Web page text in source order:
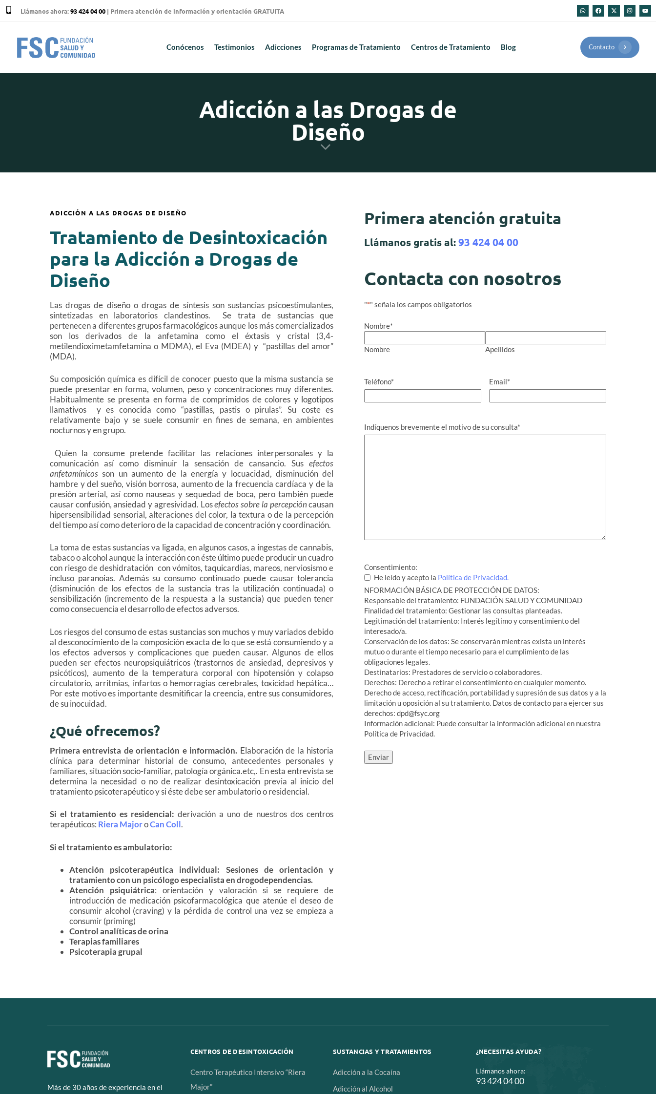
Llámanos ahora:93 424 04 00 | Primera atención de información y orientación GRATUITA
Conócenos Testimonios Adicciones Programas de Tratamiento Centros de Tratamiento Blog Contacto
Adicción a las Drogas de
Diseño
ADICCIÓN A LAS DROGAS DE DISEÑO
Tratamiento de Desintoxicación
para la Adicción a Drogas de
Diseño
Las drogas de diseño o drogas de síntesis son sustancias psicoestimulantes,
sintetizadas en laboratorios clandestinos. Se trata de sustancias que
pertenecen a diferentes grupos farmacológicos aunque los más comercializados
son los derivados de la anfetamina como el éxtasis y cristal (3,4-
metilendioximetamfetamina o MDMA), el Eva (MDEA) y “pastillas del amor”
(MDA).
Su composición química es difícil de conocer puesto que la misma sustancia se
puede presentar en forma, volumen, peso y concentraciones muy diferentes.
Habitualmente se presenta en forma de comprimidos de colores y logotipos
llamativos y es conocida como “pastillas, pastis o pirulas”. Su coste es
relativamente bajo y se suele consumir en fines de semana, en ambientes
nocturnos y en grupo.
Quien la consume pretende facilitar las relaciones interpersonales y la
comunicación así como disminuir la sensación de cansancio. Susefectos
anfetamínicos son un aumento de la energía y locuacidad, disminución del
hambre y del sueño, visión borrosa, aumento de la frecuencia cardíaca y de la
presión arterial, así como nauseas y sequedad de boca, pero también puede
causar confusión, ansiedad y agresividad. Losefectos sobre la percepcióncausan
hipersensibilidad sensorial, alteraciones del color, la textura o de la percepción
del tiempo así como deterioro de la capacidad de concentración y coordinación.
La toma de estas sustancias va ligada, en algunos casos, a ingestas de cannabis,
tabaco o alcohol aunque la interacción con éste último puede producir un cuadro
con riesgo de deshidratación con vómitos, taquicardias, mareos, nerviosismo e
incluso paranoias. Además su consumo continuado puede causar tolerancia
(disminución de los efectos de la sustancia tras la utilización continuada) o
sensibilización (incremento de la respuesta a la sustancia) que pueden tener
como consecuencia el desarrollo de efectos adversos.
Los riesgos del consumo de estas sustancias son muchos y muy variados debido
al desconocimiento de la composición exacta de lo que se está consumiendo y a
los efectos adversos y complicaciones que pueden causar. Algunos de ellos
pueden ser efectos neuropsiquiátricos (trastornos de ansiedad, depresivos y
psicóticos), aumento de la temperatura corporal con hipotensión y colapso
circulatorio, arritmias, infartos o hemorragias cerebrales, toxicidad hepática…
Por este motivo es importante desmitificar la creencia, entre sus consumidores,
de su inocuidad.
¿Qué ofrecemos?
Primera entrevista de orientación e información. Elaboración de la historia
clínica para determinar historial de consumo, antecedentes personales y
familiares, situación socio-familiar, patología orgánica.etc,. En esta entrevista se
determina la necesidad o no de realizar desintoxicación previa al inicio del
tratamiento psicoterapéutico y si éste debe ser ambulatorio o residencial.
Si el tratamiento es residencial:derivación a uno de nuestros dos centros
terapéuticos: Riera MajoroCan Coll.
Si el tratamiento es ambulatorio:
Atención psicoterapéutica individual: Sesiones de orientación y
tratamiento con un psicólogo especialista en drogodependencias.
Atención psiquiátrica: orientación y valoración si se requiere de
introducción de medicación psicofarmacológica que atenúe el deseo de
consumir alcohol (craving) y la pérdida de control una vez se empieza a
consumir (priming)
Control analíticas de orina
Terapias familiares
Psicoterapia grupal
Primera atención gratuita
Llámanos gratis al:93 424 04 00
Contacta con nosotros
"*" señala los campos obligatorios
Nombre*
Nombre Apellidos
Teléfono* Email*
Indíquenos brevemente el motivo de su consulta*
Consentimiento:
He leído y acepto la Política de Privacidad.
NFORMACIÓN BÁSICA DE PROTECCIÓN DE DATOS:
Responsable del tratamiento: FUNDACIÓN SALUD Y COMUNIDAD
Finalidad del tratamiento: Gestionar las consultas planteadas.
Legitimación del tratamiento: Interés legítimo y consentimiento del
interesado/a.
Conservación de los datos: Se conservarán mientras exista un interés
mutuo o durante el tiempo necesario para el cumplimiento de las
obligaciones legales.
Destinatarios: Prestadores de servicio o colaboradores.
Derechos: Derecho a retirar el consentimiento en cualquier momento.
Derecho de acceso, rectificación, portabilidad y supresión de sus datos y a la
limitación u oposición al su tratamiento. Datos de contacto para ejercer sus
derechos: dpd@fsyc.org
Información adicional: Puede consultar la información adicional en nuestra
Política de Privacidad.
Más de 30 años de experiencia en el
CENTROS DE DESINTOXICACIÓN
Centro Terapéutico Intensivo “Riera
Major”
SUSTANCIAS Y TRATAMIENTOS
Adicción a la Cocaína
Adicción al Alcohol
¿NECESITAS AYUDA?
Llámanos ahora:
93 424 04 00